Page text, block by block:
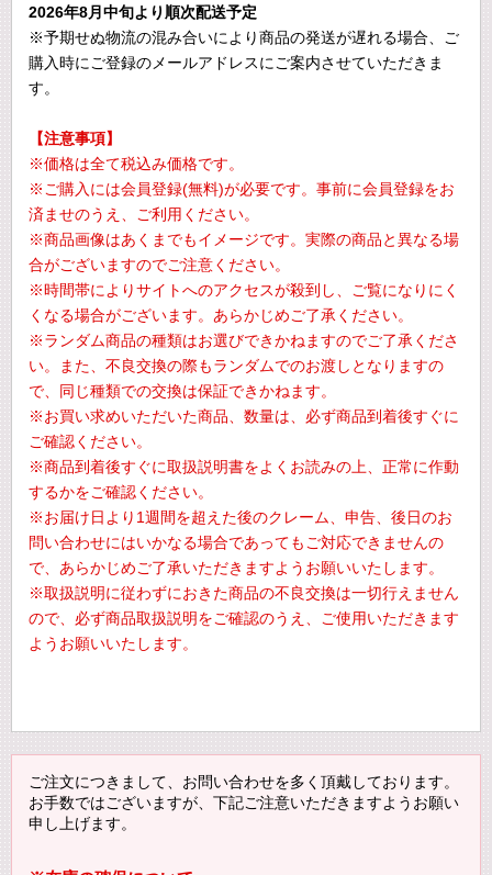
2026年8月中旬より順次配送予定
※予期せぬ物流の混み合いにより商品の発送が遅れる場合、ご
購入時にご登録のメールアドレスにご案内させていただきま
す。
【注意事項】
※価格は全て税込み価格です。
※ご購入には会員登録(無料)が必要です。事前に会員登録をお
済ませのうえ、ご利用ください。
※商品画像はあくまでもイメージです。実際の商品と異なる場
合がございますのでご注意ください。
※時間帯によりサイトへのアクセスが殺到し、ご覧になりにく
くなる場合がございます。あらかじめご了承ください。
※ランダム商品の種類はお選びできかねますのでご了承くださ
い。また、不良交換の際もランダムでのお渡しとなりますの
で、同じ種類での交換は保証できかねます。
※お買い求めいただいた商品、数量は、必ず商品到着後すぐに
ご確認ください。
※商品到着後すぐに取扱説明書をよくお読みの上、正常に作動
するかをご確認ください。
※お届け日より1週間を超えた後のクレーム、申告、後日のお
問い合わせにはいかなる場合であってもご対応できませんの
で、あらかじめご了承いただきますようお願いいたします。
※取扱説明に従わずにおきた商品の不良交換は一切行えません
ので、必ず商品取扱説明をご確認のうえ、ご使用いただきます
ようお願いいたします。
ご注文につきまして、お問い合わせを多く頂戴しております。
お手数ではございますが、下記ご注意いただきますようお願い
申し上げます。